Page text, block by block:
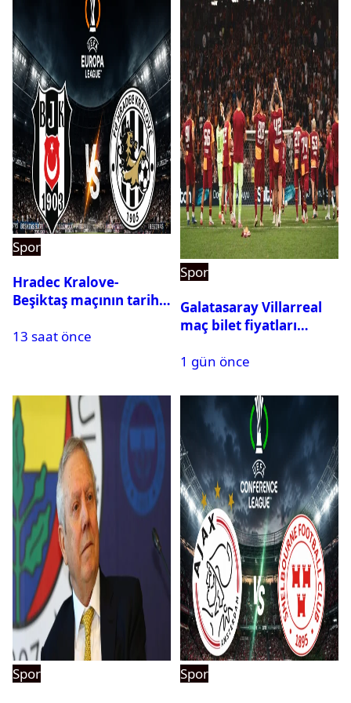
Spor
Hradec Kralove-
Beşiktaş maçının tarihi
13 saat önce
Spor
Galatasaray Villarreal
maç bilet fiyatları
1 gün önce
Spor
Spor